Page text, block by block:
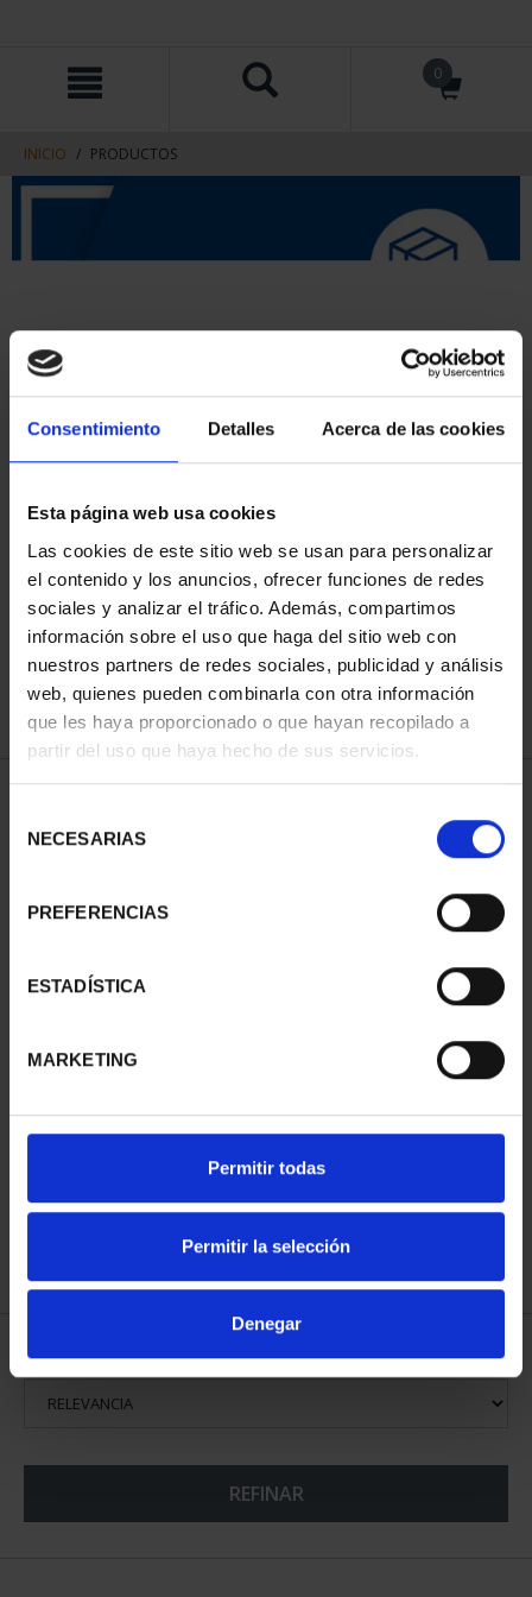
Consentimiento Detalles Acerca de las cookies
Esta página web usa cookies
Las cookies de este sitio web se usan para personalizar
el contenido y los anuncios, ofrecer funciones de redes
sociales y analizar el tráfico. Además, compartimos
información sobre el uso que haga del sitio web con
nuestros partners de redes sociales, publicidad y análisis
web, quienes pueden combinarla con otra información
que les haya proporcionado o que hayan recopilado a
partir del uso que haya hecho de sus servicios.
NECESARIAS
PREFERENCIAS
ESTADÍSTICA
MARKETING
Permitir todas
Permitir la selección
Denegar
contenido
men
de
navegacin
INICIO PRODUCTOS
ORDENAR POR:
REFINAR
1 Productos encontrados
CIUDADES PATRIMONIO
73,00 €
ORDENAR POR: